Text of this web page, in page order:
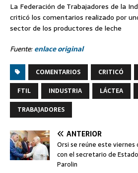
La Federación de Trabajadores de la
criticó los comentarios realizado por
sector de los productores de leche
Fuente:enlace original
COMENTARIOS CRITICÓ
FTIL
INDUSTRIA LÁCTEA
TRABAJADORES
ANTERIOR
Orsi se reúne este viernes
con el secretario de
Parolin